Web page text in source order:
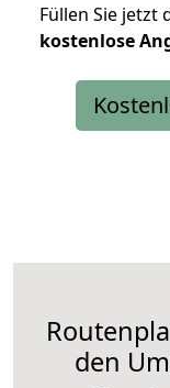
Füllen Sie jetzt
kostenlose
den